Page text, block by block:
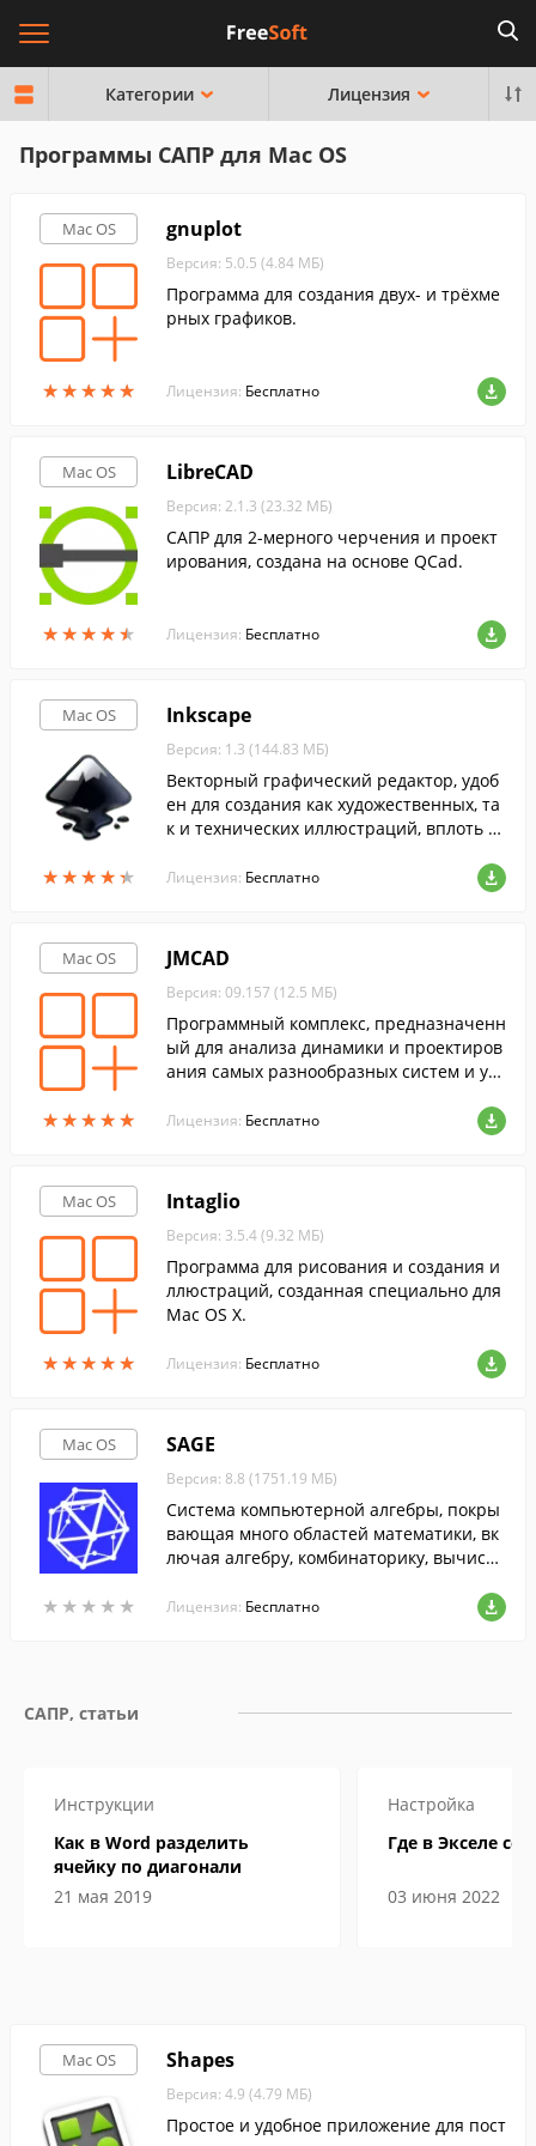
Категории Лицензия
Программы САПР для Mac OS
Mac OS
★★★★★
★★★★★
gnuplot
Версия: 5.0.5 (4.84 МБ)
Программа для создания двух- и трёхме
рных графиков.
Лицензия: Бесплатно
Mac OS
★★★★★
★★★★★
LibreCAD
Версия: 2.1.3 (23.32 МБ)
САПР для 2-мерного черчения и проект
ирования, создана на основе QCad.
Лицензия: Бесплатно
Mac OS
★★★★★
★★★★★
Inkscape
Версия: 1.3 (144.83 МБ)
Векторный графический редактор, удоб
ен для создания как художественных, та
к и технических иллюстраций, вплоть д
о назначения.
Лицензия: Бесплатно
Mac OS
★★★★★
★★★★★
JMCAD
Версия: 09.157 (12.5 МБ)
Программный комплекс, предназначенн
ый для анализа динамики и проектиров
ания самых разнообразных систем и уст
Лицензия: Бесплатно
Mac OS
★★★★★
★★★★★
Intaglio
Версия: 3.5.4 (9.32 МБ)
Программа для рисования и создания и
ллюстраций, созданная специально для
Mac OS X.
Лицензия: Бесплатно
Mac OS
★ ★ ★ ★ ★
★ ★ ★ ★ ★
SAGE
Версия: 8.8 (1751.19 МБ)
Cистема компьютерной алгебры, покры
вающая много областей математики, вк
лючая алгебру, комбинаторику, вычисли
Лицензия: Бесплатно
САПР, статьи
Инструкции
Как в Word разделить
ячейку по диагонали
21 мая 2019
Настройка
Где в Экселе
03 июня 2022
Mac OS Shapes
Версия: 4.9 (4.79 МБ)
Простое и удобное приложение для пост